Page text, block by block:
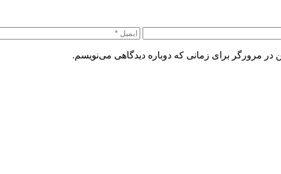
در مرورگر برای زمانی که دوباره دیدگاهی می‌نویسم.